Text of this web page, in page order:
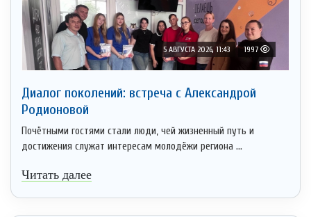
5 АВГУСТА 2026, 11:43 1997
Диалог поколений: встреча с Александрой
Родионовой
Почётными гостями стали люди, чей жизненный путь и
достижения служат интересам молодёжи региона ...
Читать далее